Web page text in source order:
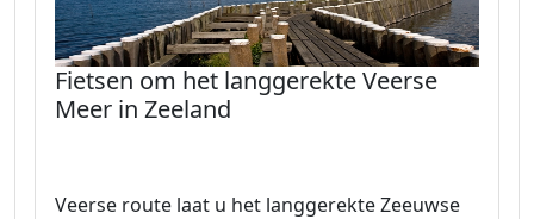
Fietsen om het langgerekte Veerse
Meer in Zeeland
Veerse route laat u het langgerekte Zeeuwse